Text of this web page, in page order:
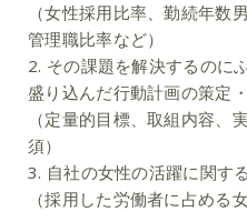
（女性採用比率、勤続年数
管理職比率など）
2. その課題を解決するのに
盛り込んだ行動計画の策定
（定量的目標、取組内容、
須）
3. 自社の女性の活躍に関す
（採用した労働者に占める